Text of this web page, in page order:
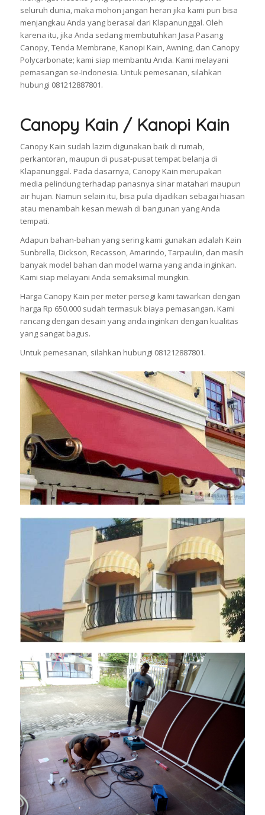
seluruh dunia, maka mohon jangan heran jika kami pun bisa
menjangkau Anda yang berasal dari Klapanunggal. Oleh
karena itu, jika Anda sedang membutuhkan Jasa Pasang
Canopy, Tenda Membrane, Kanopi Kain, Awning, dan Canopy
Polycarbonate; kami siap membantu Anda. Kami melayani
pemasangan se-Indonesia. Untuk pemesanan, silahkan
hubungi 081212887801.
Canopy Kain / Kanopi Kain
Canopy Kain sudah lazim digunakan baik di rumah,
perkantoran, maupun di pusat-pusat tempat belanja di
Klapanunggal. Pada dasarnya, Canopy Kain merupakan
media pelindung terhadap panasnya sinar matahari maupun
air hujan. Namun selain itu, bisa pula dijadikan sebagai hiasan
atau menambah kesan mewah di bangunan yang Anda
tempati.
Adapun bahan-bahan yang sering kami gunakan adalah Kain
Sunbrella, Dickson, Recasson, Amarindo, Tarpaulin, dan masih
banyak model bahan dan model warna yang anda inginkan.
Kami siap melayani Anda semaksimal mungkin.
Harga Canopy Kain per meter persegi kami tawarkan dengan
harga Rp 650.000 sudah termasuk biaya pemasangan. Kami
rancang dengan desain yang anda inginkan dengan kualitas
yang sangat bagus.
Untuk pemesanan, silahkan hubungi 081212887801.